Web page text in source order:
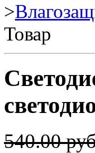
>
Товар
540.00